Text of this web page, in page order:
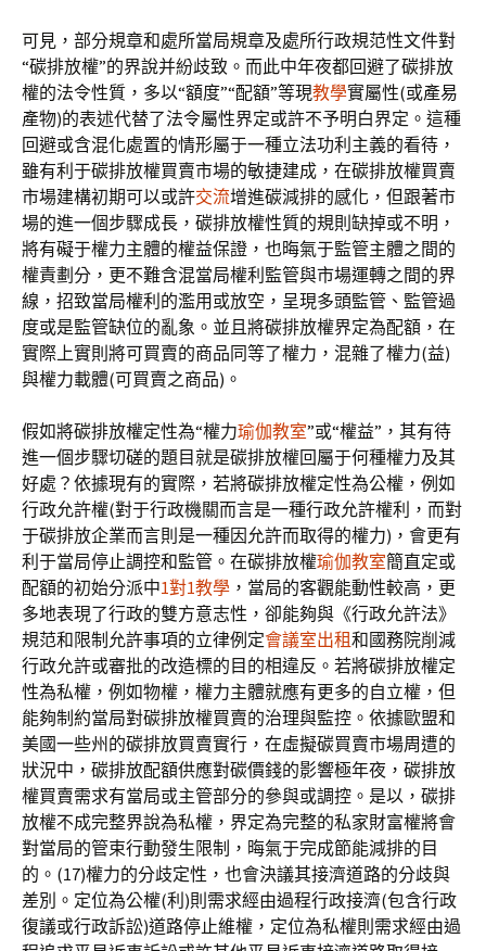
可見，部分規章和處所當局規章及處所行政規范性文件對
“碳排放權”的界說并紛歧致。而此中年夜都回避了碳排放
權的法令性質，多以“額度”“配額”等現教學實屬性(或產易
產物)的表述代替了法令屬性界定或許不予明白界定。這種
回避或含混化處置的情形屬于一種立法功利主義的看待，
雖有利于碳排放權買賣市場的敏捷建成，在碳排放權買賣
市場建構初期可以或許交流增進碳減排的感化，但跟著市
場的進一個步驟成長，碳排放權性質的規則缺掉或不明，
將有礙于權力主體的權益保證，也晦氣于監管主體之間的
權責劃分，更不難含混當局權利監管與市場運轉之間的界
線，招致當局權利的濫用或放空，呈現多頭監管、監管過
度或是監管缺位的亂象。並且將碳排放權界定為配額，在
實際上實則將可買賣的商品同等了權力，混雜了權力(益)
與權力載體(可買賣之商品)。
假如將碳排放權定性為“權力瑜伽教室”或“權益”，其有待
進一個步驟切磋的題目就是碳排放權回屬于何種權力及其
好處？依據現有的實際，若將碳排放權定性為公權，例如
行政允許權(對于行政機關而言是一種行政允許權利，而對
于碳排放企業而言則是一種因允許而取得的權力)，會更有
利于當局停止調控和監管。在碳排放權瑜伽教室簡直定或
配額的初始分派中1對1教學 ，當局的客觀能動性較高，更
多地表現了行政的雙方意志性，卻能夠與《行政允許法》
規范和限制允許事項的立律例定會議室出租和國務院削減
行政允許或審批的改造標的目的相違反。若將碳排放權定
性為私權，例如物權，權力主體就應有更多的自立權，但
能夠制約當局對碳排放權買賣的治理與監控。依據歐盟和
美國一些州的碳排放買賣實行，在虛擬碳買賣市場周遭的
狀況中，碳排放配額供應對碳價錢的影響極年夜，碳排放
權買賣需求有當局或主管部分的參與或調控。是以，碳排
放權不成完整界說為私權，界定為完整的私家財富權將會
對當局的管束行動發生限制，晦氣于完成節能減排的目
的。(17)權力的分歧定性，也會決議其接濟道路的分歧與
差別。定位為公權(利)則需求經由過程行政接濟(包含行政
復議或行政訴訟)道路停止維權，定位為私權則需求經由過